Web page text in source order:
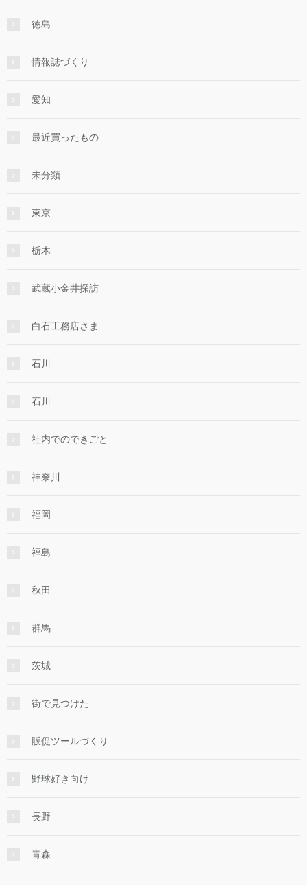
徳島
情報誌づくり
愛知
最近買ったもの
未分類
東京
栃木
武蔵小金井探訪
白石工務店さま
石川
石川
社内でのできごと
神奈川
福岡
福島
秋田
群馬
茨城
街で見つけた
販促ツールづくり
野球好き向け
長野
青森